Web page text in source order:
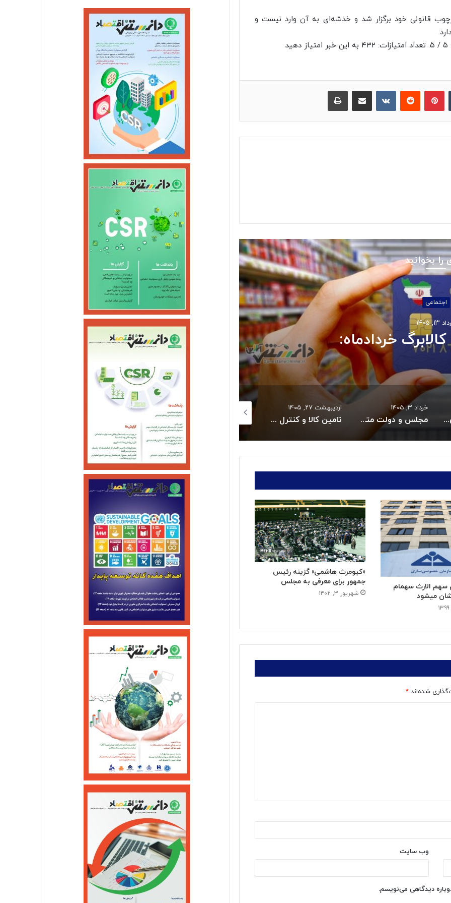
قانونی خود برگزار شد و خدشه‌ای به آن وارد نیست و
پینترست ‫رددیت
را بخوانید
استانها
۱۰, ۱۴۰۵
جنوبی به مدار تولید
مجلس و دولت متعهد به حل
مجلس و دولت متعهد به حل بحران دارو و تجهیزات پزشکی شدند
اردیبهشت ۲۷, ۱۴۰۵
تامین کالا و کنترل قیمت هااز راهبردهای اصلی دولت است
اردیبهشت ۲۷, ۱۴۰۵
قیمت طلا در۲۷ اردیبهشت ۱۴۰۵
اسفند ۴, ۱۴۰۴ اسفند ۴, ۱۴۰۴
سهم الارث سهمام
میشود
«کیومرث هاشمی» گزینه رئیس
جمهور برای معرفی به مجلس
شهریور ۳, ۱۴۰۲
شده‌اند *
وب‌ سایت
دیدگاهی می‌نویسم.